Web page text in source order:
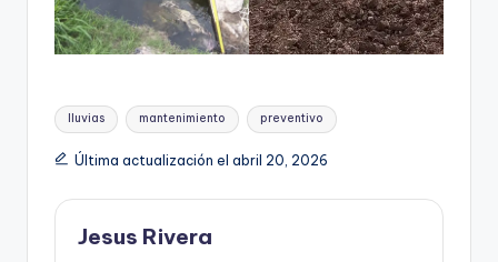
Etiquetas:
lluvias mantenimiento preventivo
Última actualización el abril 20, 2026
Jesus Rivera